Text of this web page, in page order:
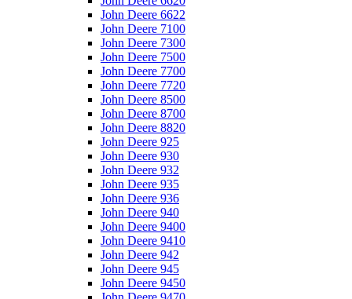
John Deere 6622
John Deere 7100
John Deere 7300
John Deere 7500
John Deere 7700
John Deere 7720
John Deere 8500
John Deere 8700
John Deere 8820
John Deere 925
John Deere 930
John Deere 932
John Deere 935
John Deere 936
John Deere 940
John Deere 9400
John Deere 9410
John Deere 942
John Deere 945
John Deere 9450